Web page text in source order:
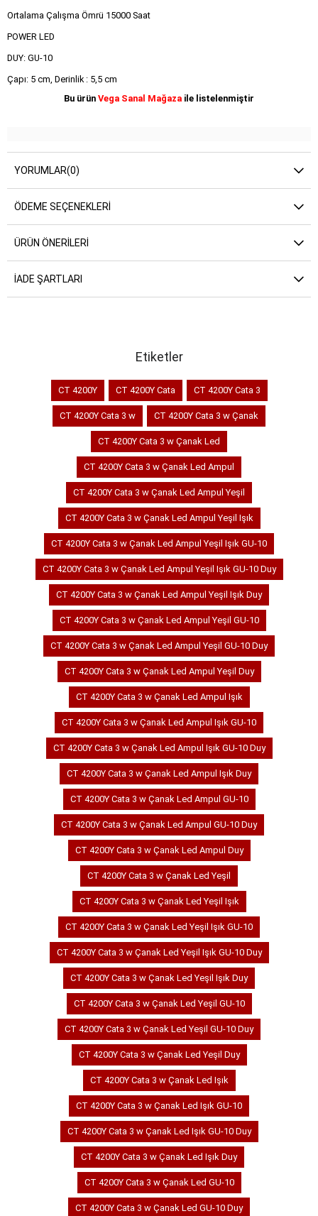
Ortalama Çalışma Ömrü 15000 Saat
POWER LED
DUY: GU-10
Çapı: 5 cm, Derinlik : 5,5 cm
Bu ürün Vega Sanal Mağaza ile listelenmiştir
YORUMLAR(0)
ÖDEME SEÇENEKLERI
ÜRÜN ÖNERILERI
İADE ŞARTLARI
Etiketler
CT 4200Y CT 4200Y Cata CT 4200Y Cata 3
CT 4200Y Cata 3 w CT 4200Y Cata 3 w Çanak
CT 4200Y Cata 3 w Çanak Led
CT 4200Y Cata 3 w Çanak Led Ampul
CT 4200Y Cata 3 w Çanak Led Ampul Yeşil
CT 4200Y Cata 3 w Çanak Led Ampul Yeşil Işık
CT 4200Y Cata 3 w Çanak Led Ampul Yeşil Işık GU-10
CT 4200Y Cata 3 w Çanak Led Ampul Yeşil Işık GU-10 Duy
CT 4200Y Cata 3 w Çanak Led Ampul Yeşil Işık Duy
CT 4200Y Cata 3 w Çanak Led Ampul Yeşil GU-10
CT 4200Y Cata 3 w Çanak Led Ampul Yeşil GU-10 Duy
CT 4200Y Cata 3 w Çanak Led Ampul Yeşil Duy
CT 4200Y Cata 3 w Çanak Led Ampul Işık
CT 4200Y Cata 3 w Çanak Led Ampul Işık GU-10
CT 4200Y Cata 3 w Çanak Led Ampul Işık GU-10 Duy
CT 4200Y Cata 3 w Çanak Led Ampul Işık Duy
CT 4200Y Cata 3 w Çanak Led Ampul GU-10
CT 4200Y Cata 3 w Çanak Led Ampul GU-10 Duy
CT 4200Y Cata 3 w Çanak Led Ampul Duy
CT 4200Y Cata 3 w Çanak Led Yeşil
CT 4200Y Cata 3 w Çanak Led Yeşil Işık
CT 4200Y Cata 3 w Çanak Led Yeşil Işık GU-10
CT 4200Y Cata 3 w Çanak Led Yeşil Işık GU-10 Duy
CT 4200Y Cata 3 w Çanak Led Yeşil Işık Duy
CT 4200Y Cata 3 w Çanak Led Yeşil GU-10
CT 4200Y Cata 3 w Çanak Led Yeşil GU-10 Duy
CT 4200Y Cata 3 w Çanak Led Yeşil Duy
CT 4200Y Cata 3 w Çanak Led Işık
CT 4200Y Cata 3 w Çanak Led Işık GU-10
CT 4200Y Cata 3 w Çanak Led Işık GU-10 Duy
CT 4200Y Cata 3 w Çanak Led Işık Duy
CT 4200Y Cata 3 w Çanak Led GU-10
CT 4200Y Cata 3 w Çanak Led GU-10 Duy